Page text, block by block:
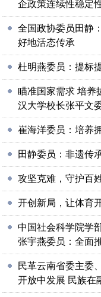
企政策连续性稳定
全国政协委员田静
好地活态传承
杜明燕委员：提标
瞄准国家需求 培
汉大学校长张平文
崔海洋委员：培养
田静委员：非遗传
攻坚克难，守护百
开创新局，让体育
中国社会科学院学
张宇燕委员：全面
民革云南省委主委
开放中发展 民族在